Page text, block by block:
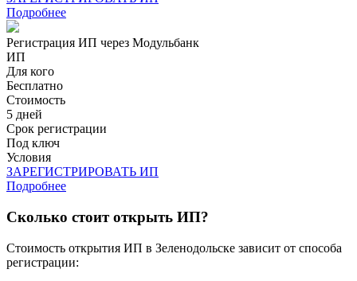
Подробнее
Регистрация ИП через Модульбанк
ИП
Для кого
Бесплатно
Стоимость
5 дней
Срок регистрации
Под ключ
Условия
ЗАРЕГИСТРИРОВАТЬ ИП
Подробнее
Сколько стоит открыть ИП?
Стоимость открытия ИП в Зеленодольске зависит от способа
регистрации: